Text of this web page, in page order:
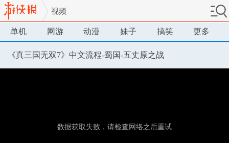
视频
单机 网游 动漫 妹子 搞笑 更多
《真三国无双7》中文流程-蜀国-五丈原之战